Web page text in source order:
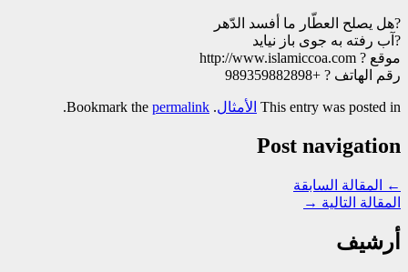
?هل یصلح العطّار ما أفسد الدّهر
?آب رفته به جوی باز نیاید
موقع ? http://www.islamiccoa.com
رقم الهاتف ? +989359882898
This entry was posted in الأمثال. Bookmark the
permalink
.
Post navigation
←
المقالة السابقة
المقالة التالية →
أرشيف